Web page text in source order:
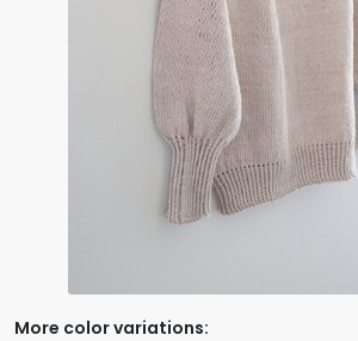
More color variations: